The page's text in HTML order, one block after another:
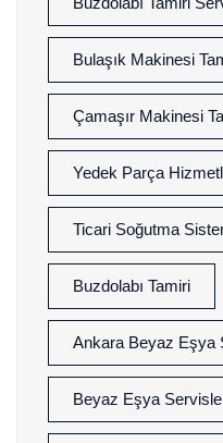
Bulaşık Makinesi
Çamaşır Makinesi
Yedek Parça
Ticari Soğutma
Buzdolabı Tamiri
Ankara Beyaz Eşya
Beyaz Eşya